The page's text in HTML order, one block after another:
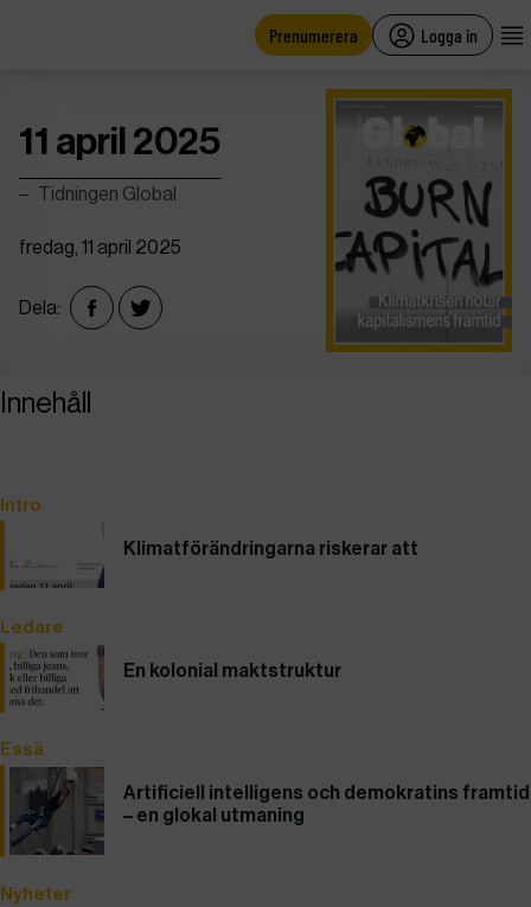
Prenumerera Logga in
11 april 2025
Tidningen Global
fredag, 11 april 2025
Dela:
Innehåll
Intro
Klimatförändringarna riskerar att
Ledare
En kolonial maktstruktur
Essä
Artificiell intelligens och demokratins framtid
– en glokal utmaning
Nyheter